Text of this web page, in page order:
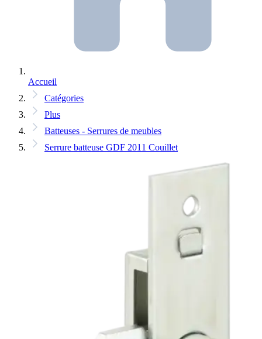
Accueil
Catégories
Plus
Batteuses - Serrures de meubles
Serrure batteuse GDF 2011 Couillet